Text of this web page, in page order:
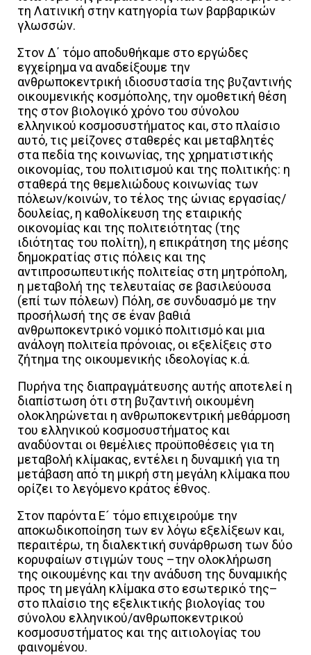
τη Λατινική στην κατηγορία των βαρβαρικών
γλωσσών.
Στον Δ΄ τόμο αποδυθήκαμε στο εργώδες
εγχείρημα να αναδείξουμε την
ανθρωποκεντρική ιδιοσυστασία της βυζαντινής
οικουμενικής κοσμόπολης, την ομοθετική θέση
της στον βιολογικό χρόνο του σύνολου
ελληνικού κοσμοσυστήματος και, στο πλαίσιο
αυτό, τις μείζονες σταθερές και μεταβλητές
στα πεδία της κοινωνίας, της χρηματιστικής
οικονομίας, του πολιτισμού και της πολιτικής: η
σταθερά της θεμελιώδους κοινωνίας των
πόλεων/κοινών, το τέλος της ώνιας εργασίας/
δουλείας, η καθολίκευση της εταιρικής
οικονομίας και της πολιτειότητας (της
ιδιότητας του πολίτη), η επικράτηση της μέσης
δημοκρατίας στις πόλεις και της
αντιπροσωπευτικής πολιτείας στη μητρόπολη,
η μεταβολή της τελευταίας σε βασιλεύουσα
(επί των πόλεων) Πόλη, σε συνδυασμό με την
προσήλωσή της σε έναν βαθιά
ανθρωποκεντρικό νομικό πολιτισμό και μια
ανάλογη πολιτεία πρόνοιας, οι εξελίξεις στο
ζήτημα της οικουμενικής ιδεολογίας κ.ά.
Πυρήνα της διαπραγμάτευσης αυτής αποτελεί η
διαπίστωση ότι στη βυζαντινή οικουμένη
ολοκληρώνεται η ανθρωποκεντρική μεθάρμοση
του ελληνικού κοσμοσυστήματος και
αναδύονται οι θεμέλιες προϋποθέσεις για τη
μεταβολή κλίμακας, εντέλει η δυναμική για τη
μετάβαση από τη μικρή στη μεγάλη κλίμακα που
ορίζει το λεγόμενο κράτος έθνος.
Στον παρόντα Ε´ τόμο επιχειρούμε την
αποκωδικοποίηση των εν λόγω εξελίξεων και,
περαιτέρω, τη διαλεκτική συνάρθρωση των δύο
κορυφαίων στιγμών τους –την ολοκλήρωση
της οικουμένης και την ανάδυση της δυναμικής
προς τη μεγάλη κλίμακα στο εσωτερικό της–
στο πλαίσιο της εξελικτικής βιολογίας του
σύνολου ελληνικού/ανθρωποκεντρικού
κοσμοσυστήματος και της αιτιολογίας του
φαινομένου.